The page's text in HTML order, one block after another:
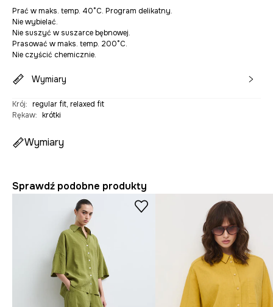
Prać w maks. temp. 40°C. Program delikatny.
Nie wybielać.
Nie suszyć w suszarce bębnowej.
Prasować w maks. temp. 200°C.
Nie czyścić chemicznie.
Wymiary
Krój: regular fit, relaxed fit
Rękaw: krótki
Wymiary
Sprawdź podobne produkty